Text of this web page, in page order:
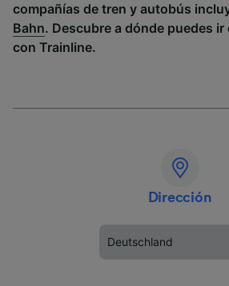
compañías de tren y autobús
Bahn. Descubre a dónde puedes
con Trainline.
Dirección
Deutschland